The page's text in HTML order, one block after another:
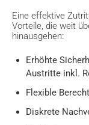
Eine effektive
Vorteile, die weit
hinausgehen:
Erhöhte
Austritte inkl.
Flexible
Diskrete